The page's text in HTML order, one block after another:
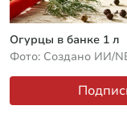
Огурцы в банке 1 л
Фото: Создано ИИ/